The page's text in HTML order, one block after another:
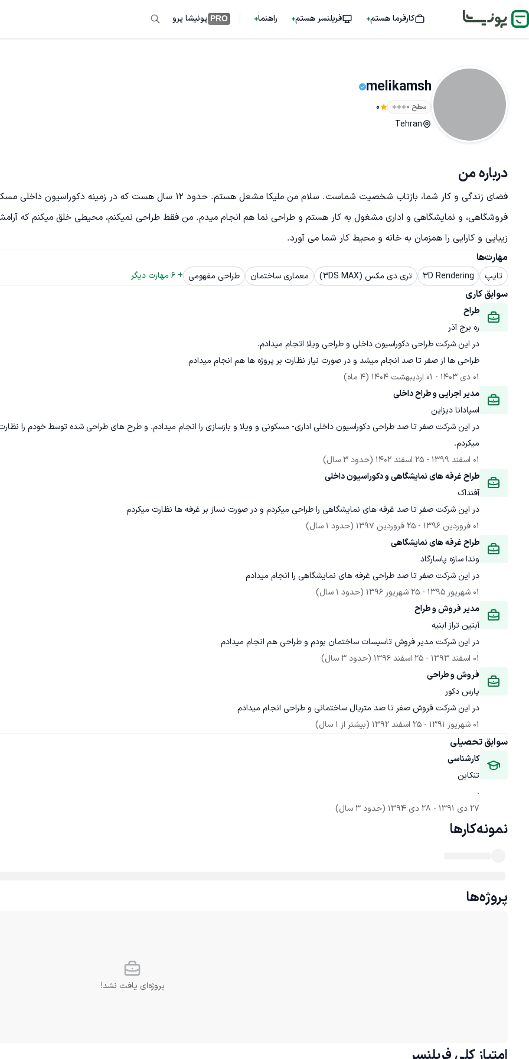
کارفرما هستم فریلنسر هستم راهنما PRO پونیشا پرو
melikamsh
سطح ۰ 0
Tehran
درباره من
فضای زندگی و کار شما، بازتاب شخصیت شماست. سلام من ملیکا مشعل هستم. حدود 12 سال هست که در زمینه دکوراسیون
فروشگاهی، و نمایشگاهی و اداری مشغول به کار هستم و طراحی نما هم انجام میدم. من فقط طراحی نمیکنم، محیطی خلق میکنم که
زیبایی و کارایی را همزمان به خانه و محیط کار شما می آورد.
مهارت‌ها
تایپ 3D Rendering تری دی مکس (3DS MAX) معماری ساختمان طراحی مفهومی +
6 مهارت دیگر
سوابق کاری
طراح
ره برج آذر
طراحی ها از صفر تا صد انجام میشد و در صورت نیاز نظارت بر پروژه ها هم انجام میدادم
01 دی 1403
- 01 اردیبهشت 1404
(4 ماه)
مدیر اجرایی و طراح داخلی
اسپادانا دیزاین
در این شرکت صفر تا صد طراحی دکوراسیون داخلی اداری- مسکونی و ویلا و بازسازی را انجام میدادم. و طرح های طراحی شده توسط خودم را
میکردم.
01 اسفند 1399
- 25 اسفند 1402
(حدود 3 سال)
طراح غرفه های نمایشگاهی و دکوراسیون داخلی
آفنداک
در این شرکت صفر تا صد غرفه های نمایشگاهی را طراحی میکردم و در صورت نساز بر غرفه ها نظارت میکردم
01 فروردین 1396
- 25 فروردین 1397
(حدود 1 سال)
طراح غرفه های نمایشگاهی
وندا سازه پاسارگاد
در این شرکت صفر تا صد طراحی غرفه های نمایشگاهی را انجام میدادم
01 شهریور 1395
- 25 شهریور 1396
(حدود 1 سال)
مدیر فروش و طراح
آبتین تراز ابنیه
در این شرکت مدیر فروش تاسیسات ساختمان بودم و طراحی هم انجام میدادم
01 اسفند 1393
- 25 اسفند 1396
(حدود 3 سال)
فروش و طراحی
پارس دکور
در این شرکت فروش صفر تا صد متریال ساختمانی و طراحی انجام میدادم
01 شهریور 1391
- 25 اسفند 1392 (بیشتر از 1 سال)
سوابق تحصیلی
کارشناسی
تنکابن
.
27 دی 1391
- 28 دی 1394 (حدود 3 سال)
نمونه‌کارها
پروژه‌ها
پروژه‌ای یافت نشد!